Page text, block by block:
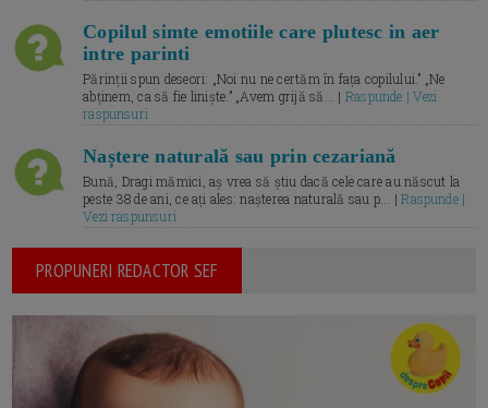
Copilul simte emotiile care plutesc in aer
intre parinti
Părinții spun deseori: „Noi nu ne certăm în fața copilului.” „Ne
abținem, ca să fie liniște.” „Avem grijă să... | Raspunde | Vezi
raspunsuri
Naștere naturală sau prin cezariană
Bună, Dragi mămici, aș vrea să știu dacă cele care au născut la
peste 38 de ani, ce ați ales: nașterea naturală sau p... |Raspunde |
Vezi raspunsuri
PROPUNERI REDACTOR SEF